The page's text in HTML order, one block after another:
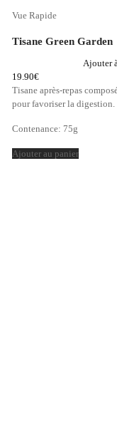
Vue Rapide
Tisane Green Garden
Ajouter
19.90€
Tisane après-repas
pour favoriser la digestion.
Contenance: 75g
Ajouter au panier